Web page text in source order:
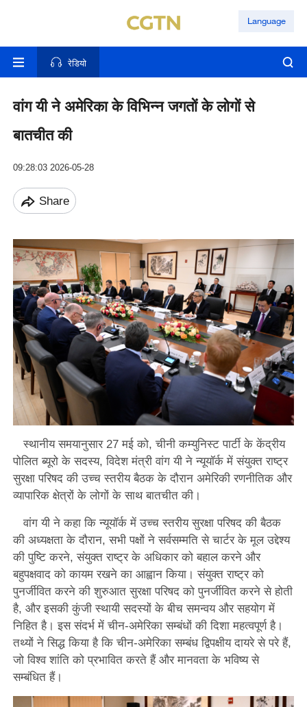
Language
रेडियो
वांग यी ने अमेरिका के विभिन्न जगतों के लोगों से
बातचीत की
09:28:03 2026-05-28
Share
स्थानीय समयानुसार 27 मई को, चीनी कम्युनिस्ट पार्टी के केंद्रीय
पोलित ब्यूरो के सदस्य, विदेश मंत्री वांग यी ने न्यूयॉर्क में संयुक्त राष्ट्र
सुरक्षा परिषद की उच्च स्तरीय बैठक के दौरान अमेरिकी रणनीतिक और
व्यापारिक क्षेत्रों के लोगों के साथ बातचीत की।
वांग यी ने कहा कि न्यूयॉर्क में उच्च स्तरीय सुरक्षा परिषद की बैठक
की अध्यक्षता के दौरान, सभी पक्षों ने सर्वसम्मति से चार्टर के मूल उद्देश्य
की पुष्टि करने, संयुक्त राष्ट्र के अधिकार को बहाल करने और
बहुपक्षवाद को कायम रखने का आह्वान किया। संयुक्त राष्ट्र को
पुनर्जीवित करने की शुरुआत सुरक्षा परिषद को पुनर्जीवित करने से होती
है, और इसकी कुंजी स्थायी सदस्यों के बीच समन्वय और सहयोग में
निहित है। इस संदर्भ में चीन-अमेरिका सम्बंधों की दिशा महत्वपूर्ण है।
तथ्यों ने सिद्ध किया है कि चीन-अमेरिका सम्बंध द्विपक्षीय दायरे से परे हैं,
जो विश्व शांति को प्रभावित करते हैं और मानवता के भविष्य से
सम्बंधित हैं।